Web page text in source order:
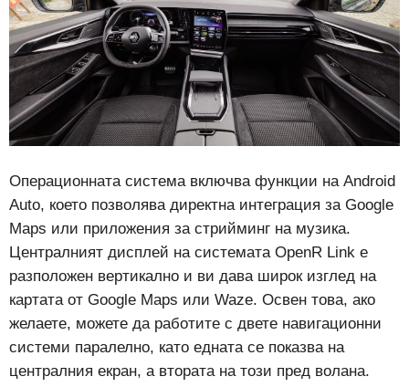
Операционната система включва функции на Android
Auto, което позволява директна интеграция за Google
Maps или приложения за стрийминг на музика.
Централният дисплей на системата OpenR Link е
разположен вертикално и ви дава широк изглед на
картата от Google Maps или Waze. Освен това, ако
желаете, можете да работите с двете навигационни
системи паралелно, като едната се показва на
централния екран, а втората на този пред волана.